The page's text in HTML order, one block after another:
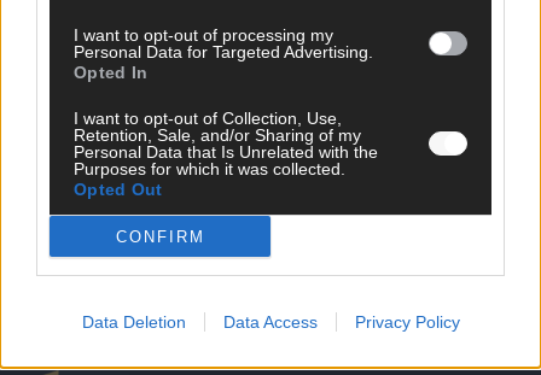
I want to opt-out of processing my
Personal Data for Targeted Advertising.
Opted In
I want to opt-out of Collection, Use,
Retention, Sale, and/or Sharing of my
Personal Data that Is Unrelated with the
Purposes for which it was collected.
Opted Out
CONFIRM
Data Deletion Data Access Privacy Policy
Nachrichten
Wirtschaft
Ratgeber
Wissen
Streams & Storys
Eurovision
FLASH – DAS VIDEOPORTAL